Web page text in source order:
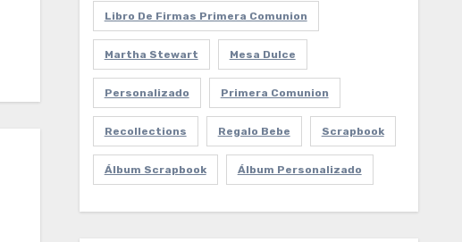
Libro De Firmas Primera Comunion
Martha Stewart Mesa Dulce
Personalizado Primera Comunion
Recollections Regalo Bebe Scrapbook
Álbum Scrapbook Álbum Personalizado